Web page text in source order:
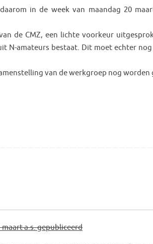
in de week van maandag 20
de CMZ, een lichte voorkeur
N-amateurs bestaat. Dit moet echter nog
van de werkgroep nog worden
a.s. gepubliceerd